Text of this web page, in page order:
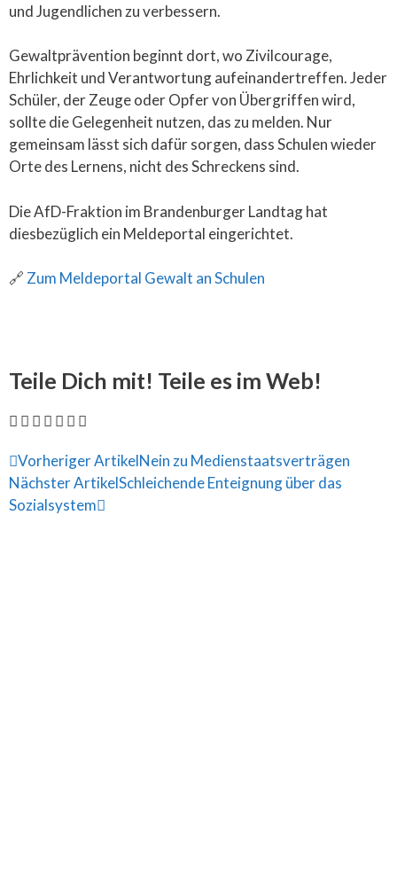
und Jugendlichen zu verbessern.
Gewaltprävention beginnt dort, wo Zivilcourage,
Ehrlichkeit und Verantwortung aufeinandertreffen. Jeder
Schüler, der Zeuge oder Opfer von Übergriffen wird,
sollte die Gelegenheit nutzen, das zu melden. Nur
gemeinsam lässt sich dafür sorgen, dass Schulen wieder
Orte des Lernens, nicht des Schreckens sind.
Die AfD-Fraktion im Brandenburger Landtag hat
diesbezüglich ein Meldeportal eingerichtet.
🔗 Zum Meldeportal Gewalt an Schulen
Teile Dich mit! Teile es im Web!
Vorheriger ArtikelNein zu Medienstaatsverträgen
Nächster ArtikelSchleichende Enteignung über das
Sozialsystem